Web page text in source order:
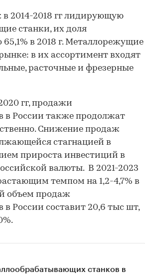
2014-2018 гг лидирующую
станки, их доля
65,1% в 2018 г. Металлорежущие
в их ассортимент входят
расточные и фрезерные
гг, продажи
в России также продолжат
Снижение продаж
стагнацией в
прироста инвестиций в
валюты. В 2021-2023
темпом на 1,2-4,7% в
объем продаж
России составит 20,6 тыс шт,
станков в